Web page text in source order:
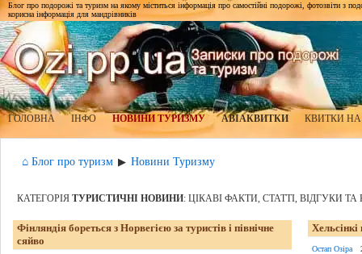
Блог про подорожі та туризм на якому міститься інформація про самостійні подорожі, фотозвіти з
корисна інформація для мандрівників
ГОЛОВНА ІНФО НОВИНИ ТУРИЗМУ АВІАКВИТКИ КВИТКИ
⌂ Блог про туризм ▶ Новини Туризму
КАТЕГОРІЯ ТУРИСТИЧНІ НОВИНИ: ЦІКАВІ ФАКТИ, СТАТТІ, ВІДГУКИ
Фінляндія бореться з Норвегією за туристів і північне
сяйво
Остап Озіра